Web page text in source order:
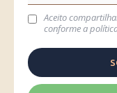
Aceito
conforme a